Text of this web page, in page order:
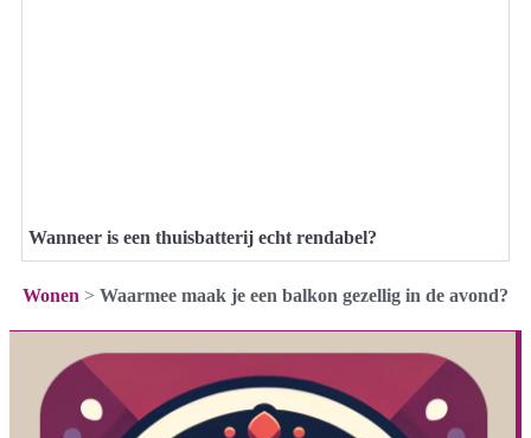
Wanneer is een thuisbatterij echt rendabel?
Wonen > Waarmee maak je een balkon gezellig in de avond?